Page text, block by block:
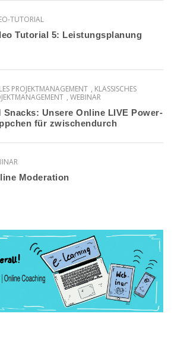
TUTORIAL
Tutorial 5: Leistungsplanung
PROJEKTMANAGEMENT , KLASSISCHES
, WEBINAR
Snacks: Unsere Online LIVE Power-
für zwischendurch
Moderation